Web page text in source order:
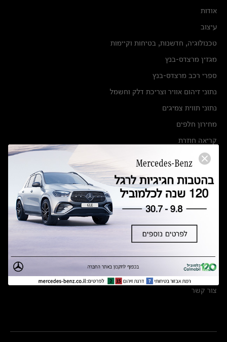
אודות
עיצוב
טכנולוגיה, חדשנות, בטיחות וקיימות
מגזין מרצדס-בנץ
ספרי רכב מרצדס-בנץ
נתוני זיהום אוויר וצריכת דלק וחשמל
נתוני תווית צמיגים
מחירון חלפים
קריאה חוזרת
הודעה על הטבות לרכבי מרצדס בהסדר פשרה בתצ 56447-02-19
תקנון ימי מכירות 120 לכלמוביל
מצאו אותנו
אולמות תצוגה
מרכזי שירות
צור קשר